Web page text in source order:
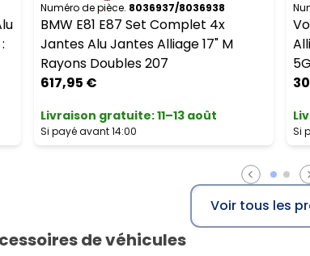
Numéro de pièce. 8036937/8036938
BMW E81 E87 Set Complet 4x
Jantes Alu Jantes Alliage 17" M
Rayons Doubles 207
617,95 €
Livraison gratuite:11–13 août
Si payé avant 14:00 Si
Voir tous les
de véhicules